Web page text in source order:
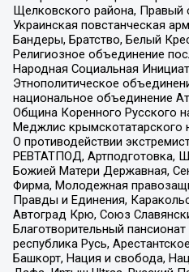
Щелковского района, Правый
Украинская повстанческая
Бандеры, Братство, Белый
Религиозное объединение
Народная Социальная
Этнополитическое
национальное объединение
Община Коренного Русского
Меджлис крымскотатарского
О противодействии
РЕВТАТПОД, Артподготовка,
Божией Матери Державная,
Фирма, Молодежная
Правды и Единения,
Автоград Крю, Союз
Благотворительный
республика Русь,
Башкорт, Нация и свобода,